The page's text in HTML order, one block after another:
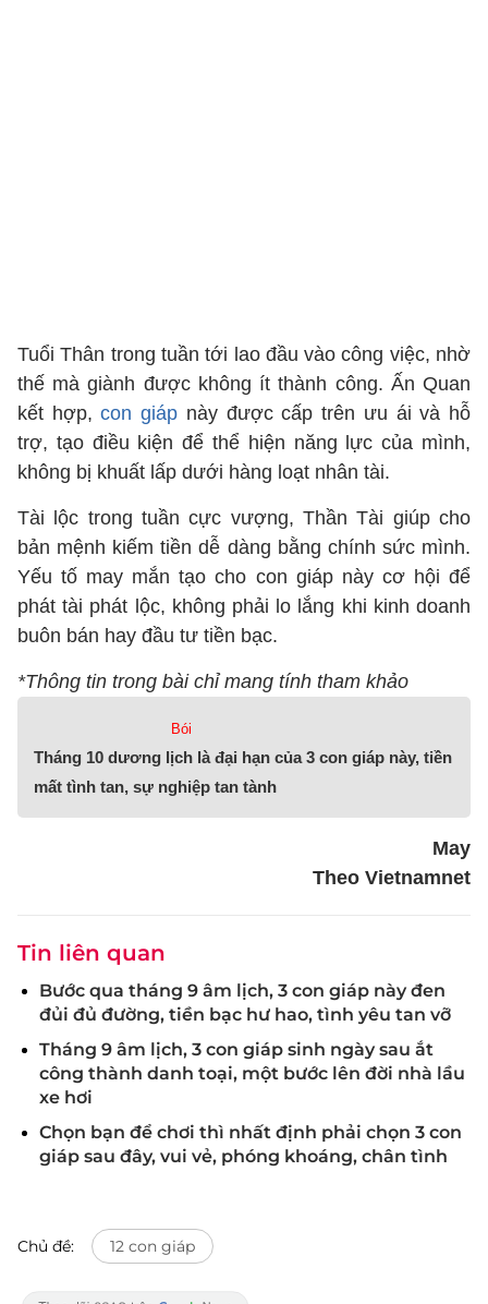
Tuổi Thân trong tuần tới lao đầu vào công việc, nhờ
thế mà giành được không ít thành công. Ấn Quan
kết hợp,con giáp này được cấp trên ưu ái và hỗ
trợ, tạo điều kiện để thể hiện năng lực của mình,
không bị khuất lấp dưới hàng loạt nhân tài.
Tài lộc trong tuần cực vượng, Thần Tài giúp cho
bản mệnh kiếm tiền dễ dàng bằng chính sức mình.
Yếu tố may mắn tạo cho con giáp này cơ hội để
phát tài phát lộc, không phải lo lắng khi kinh doanh
buôn bán hay đầu tư tiền bạc.
*Thông tin trong bài chỉ mang tính tham khảo
Bói
Tháng 10 dương lịch là đại hạn của 3 con giáp này, tiền
mất tình tan, sự nghiệp tan tành
May
Theo Vietnamnet
Tin liên quan
Bước qua tháng 9 âm lịch, 3 con giáp này đen
đủi đủ đường, tiền bạc hư hao, tình yêu tan vỡ
Tháng 9 âm lịch, 3 con giáp sinh ngày sau ắt
công thành danh toại, một bước lên đời nhà lầu
xe hơi
Chọn bạn để chơi thì nhất định phải chọn 3 con
giáp sau đây, vui vẻ, phóng khoáng, chân tình
Chủ đề: 12 con giáp